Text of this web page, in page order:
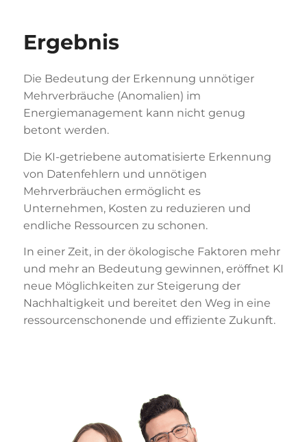
Ergebnis
Die Bedeutung der Erkennung unnötiger
Mehrverbräuche (Anomalien) im
Energiemanagement kann nicht genug
betont werden.
Die KI-getriebene automatisierte Erkennung
von Datenfehlern und unnötigen
Mehrverbräuchen ermöglicht es
Unternehmen, Kosten zu reduzieren und
endliche Ressourcen zu schonen.
In einer Zeit, in der ökologische Faktoren mehr
und mehr an Bedeutung gewinnen, eröffnet KI
neue Möglichkeiten zur Steigerung der
Nachhaltigkeit und bereitet den Weg in eine
ressourcenschonende und effiziente Zukunft.